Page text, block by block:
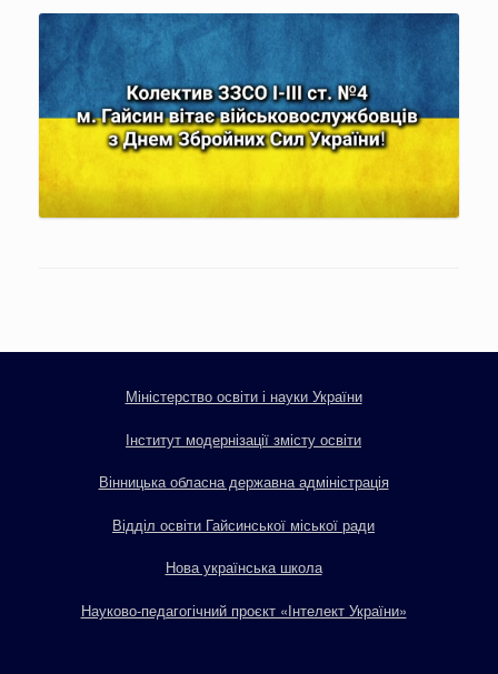
Міністерство освіти і науки України
Інститут модернізації змісту освіти
Вінницька обласна державна адміністрація
Відділ освіти Гайсинської міської ради
Нова українська школа
Науково-педагогічний проєкт «Інтелект України»